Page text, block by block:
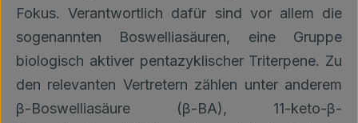
Fokus. Verantwortlich dafür sind vor allem die
sogenannten Boswelliasäuren, eine Gruppe
biologisch aktiver pentazyklischer Triterpene. Zu
den relevanten Vertretern zählen unter anderem
β-Boswelliasäure (β-BA), 11-keto-β-